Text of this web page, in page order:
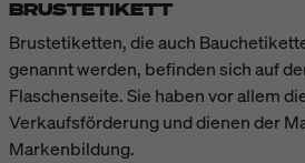
BRUSTETIKETT
Brustetiketten, die auch
genannt werden, befinden sich auf
Flaschenseite. Sie haben vor allem
Verkaufsförderung und dienen der
Markenbildung.